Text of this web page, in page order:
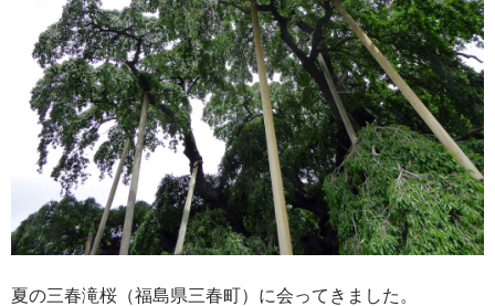
夏の三春滝桜（福島県三春町）に会ってきました。